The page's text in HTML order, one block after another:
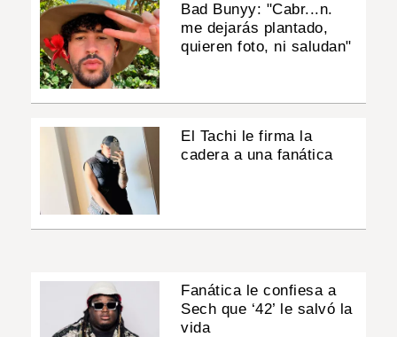
Bad Bunyy: "Cabr...n.
me dejarás plantado,
quieren foto, ni saludan"
El Tachi le firma la
cadera a una fanática
Fanática le confiesa a
Sech que ‘42’ le salvó la
vida